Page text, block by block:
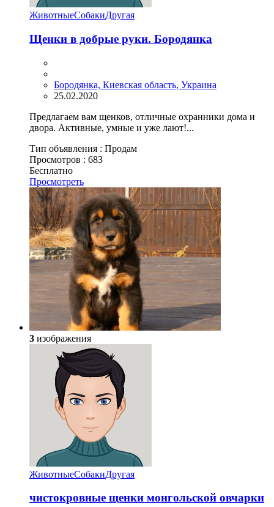
ЖивотныеСобакиДругая
Щенки в добрые руки. Бородянка
Бородянка, Киевская область, Украина
25.02.2020
Предлагаем вам щенков, отличные охранники дома и
двора. Активные, умные и уже лают!...
Тип объявления : Продам
Просмотров : 683
Бесплатно
Просмотреть
3 изображения
ЖивотныеСобакиДругая
чистокровные щенки монгольской овчарки